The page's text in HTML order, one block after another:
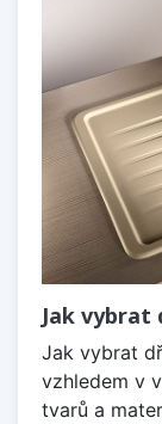
Jak vybrat
Jak vybrat
vzhledem v
tvarů a